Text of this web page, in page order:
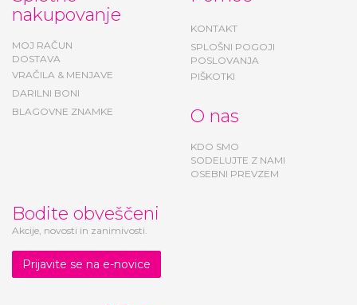
nakupovanje
MOJ RAČUN
DOSTAVA
VRAČILA & MENJAVE
DARILNI BONI
BLAGOVNE ZNAMKE
KONTAKT
SPLOŠNI POGOJI
POSLOVANJA
PIŠKOTKI
O nas
KDO SMO
SODELUJTE Z NAMI
OSEBNI PREVZEM
Bodite obveščeni
Akcije, novosti in zanimivosti.
Prijavite se na e-novice